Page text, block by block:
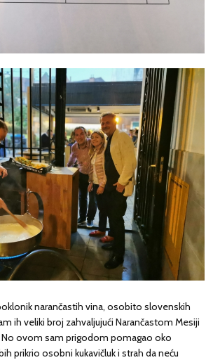
narančastih vina, osobito slovenskih
ih veliki broj zahvaljujući Narančastom Mesiji
No ovom sam prigodom pomagao oko
prikrio osobni kukavičluk i strah da neću